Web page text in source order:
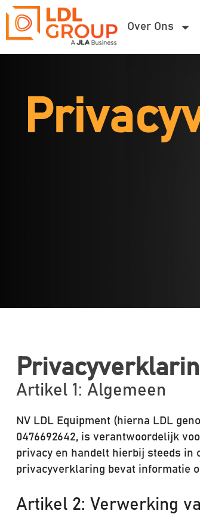
Over Ons
Artikel 1: Algemeen
NV LDL Equipment (hierna LDL
0476692642, is verantwoordelijk
privacy en handelt hierbij steeds in
privacyverklaring bevat informatie
Artikel 2: Verwerking